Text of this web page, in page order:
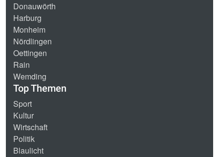
Donauwörth
Harburg
Monheim
Nördlingen
Oettingen
Rain
Wemding
Top Themen
Sport
Kultur
Wirtschaft
Politik
Blaulicht